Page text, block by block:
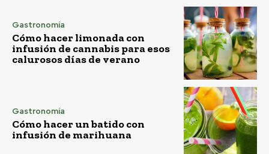
Gastronomía
Cómo hacer limonada con
infusión de cannabis para esos
calurosos días de verano
Gastronomía
Cómo hacer un batido con
infusión de marihuana